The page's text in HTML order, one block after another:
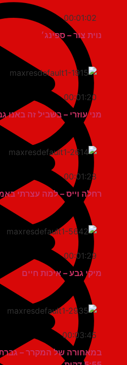
00:01:02
נוית צור – ספינג׳
00:01:20
מני עוזרי – בשביל זה באנו גברת
00:01:28
רחלה וייס – למה עצרתי באמצע
00:01:29
מיקי גבע – איכות חיים
00:03:45
במאחורה של המקרר – גברת רביע –